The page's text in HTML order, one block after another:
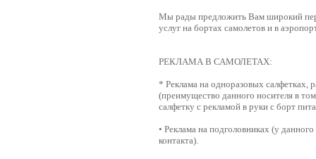
Мы рады предложить Вам широкий
услуг на бортах самолетов и в
РЕКЛАМА В САМОЛЕТАХ:
* Реклама на одноразовых салфетках,
(преимущество данного носителя в
салфетку с рекламой в руки с борт
• Реклама на подголовниках (у
контакта).